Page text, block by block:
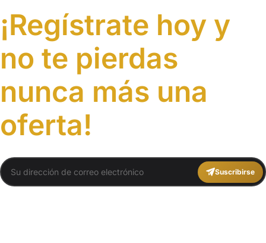
¡Regístrate hoy y
no te pierdas
nunca más una
oferta!
Suscribirse